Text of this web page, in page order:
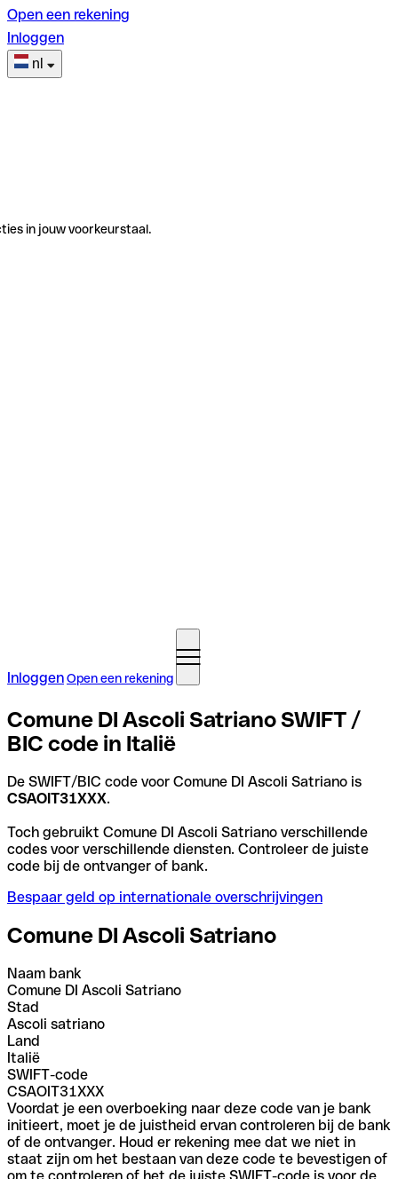
Open een rekening
Inloggen
nl
in jouw voorkeurstaal.
InloggenOpen een rekening
Comune DI Ascoli Satriano SWIFT /
BIC code in Italië
De SWIFT/BIC code voor Comune DI Ascoli Satriano is
CSAOIT31XXX.
Toch gebruikt Comune DI Ascoli Satriano verschillende
codes voor verschillende diensten. Controleer de juiste
code bij de ontvanger of bank.
Bespaar geld op internationale overschrijvingen
Comune DI Ascoli Satriano
Naam bank
Comune DI Ascoli Satriano
Stad
Ascoli satriano
Land
Italië
SWIFT-code
CSAOIT31XXX
Voordat je een overboeking naar deze code van je bank
initieert, moet je de juistheid ervan controleren bij de bank
of de ontvanger. Houd er rekening mee dat we niet in
staat zijn om het bestaan van deze code te bevestigen of
om te controleren of het de juiste SWIFT-code is voor de